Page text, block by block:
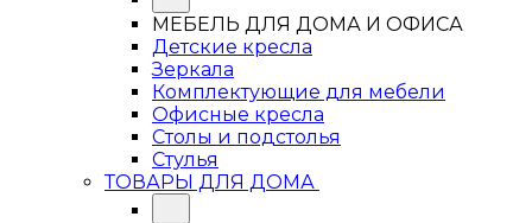
МЕБЕЛЬ ДЛЯ ДОМА И ОФИСА
Детские кресла
Зеркала
Комплектующие для мебели
Офисные кресла
Столы и подстолья
Стулья
ТОВАРЫ ДЛЯ ДОМА